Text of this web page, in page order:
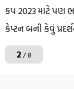
કપ 2023 માટે પણ
કેપ્ટન બની કેવું
2/ 8